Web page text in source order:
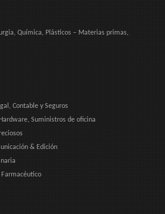
Química, Plásticos – Materias primas,
Contable y Seguros
Suministros de oficina
& Edición